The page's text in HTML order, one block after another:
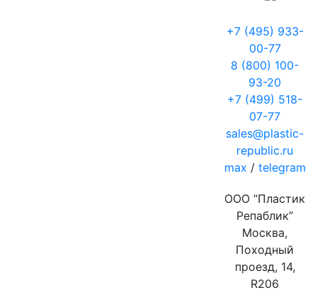
+7 (495) 933-
00-77
8 (800) 100-
93-20
+7 (499) 518-
07-77
sales@plastic-
republic.ru
max / telegram
ООО “Пластик
Репаблик”
Москва,
Походный
проезд, 14,
R206